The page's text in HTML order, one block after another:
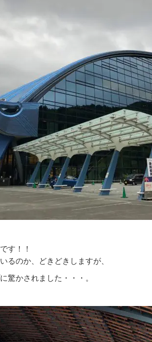
す！！
るのか、どきどきしますが、
驚かされました・・・。